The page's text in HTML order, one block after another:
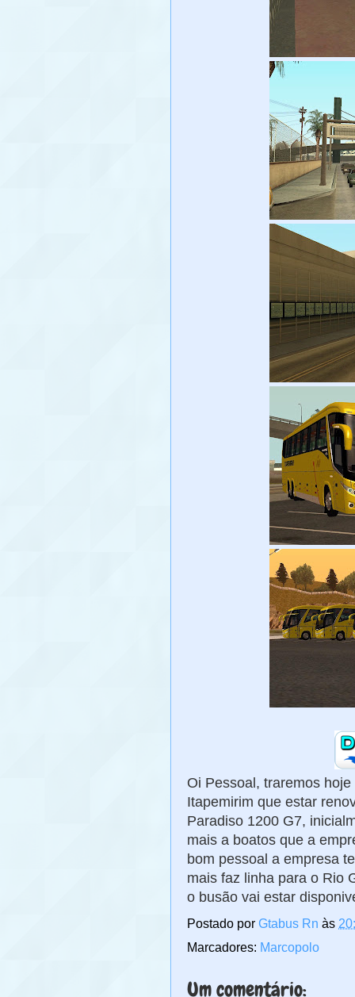
Oi Pessoal, traremos
Itapemirim que estar
Paradiso 1200 G7,
mais a boatos que a
bom pessoal a empresa
mais faz linha para o Rio
o busão vai estar
Postado por Gtabus Rn às
Marcadores: Marcopolo
Um comentário: